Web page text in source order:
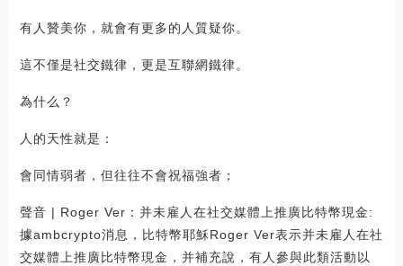
有人贊美你，就會有更多的人質疑你。
這不僅是社交鐵律，更是互聯網鐵律。
為什么？
人的天性就是：
會同情弱者，但往往不會祝福強者；
聲音 | Roger Ver：并未雇人在社交媒體上推廣比特幣現金:
據ambcrypto消息，比特幣耶穌Roger Ver表示并未雇人在社
交媒體上推廣比特幣現金，并補充說，有人參與此類活動以